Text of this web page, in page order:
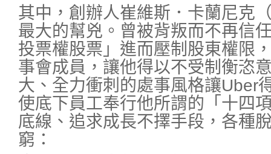
其中，創辦人崔維斯．卡蘭尼克
最大的幫兇。曾被背叛而不再信
投票權股票」進而壓制股東權限
事會成員，讓他得以不受制衡恣
大、全力衝刺的處事風格讓Uber
使底下員工奉行他所謂的「十四
底線、追求成長不擇手段，各種
窮：